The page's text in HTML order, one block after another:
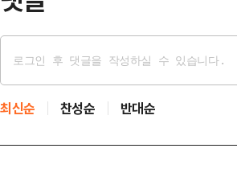
최신순 찬성순 반대순